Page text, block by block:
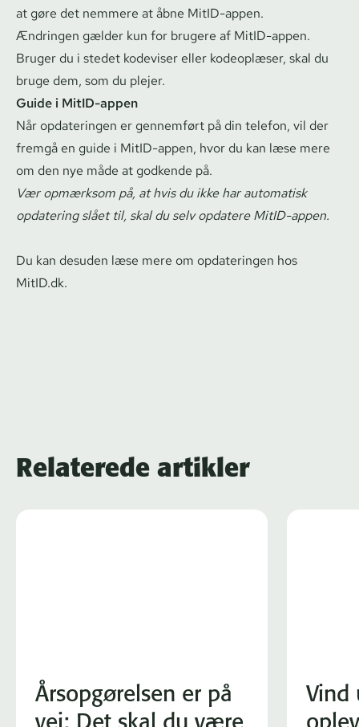
at gøre det nemmere at åbne MitID-appen.
Ændringen gælder kun for brugere af MitID-appen.
Bruger du i stedet kodeviser eller kodeoplæser, skal du
bruge dem, som du plejer.
Guide i MitID-appen
Når opdateringen er gennemført på din telefon, vil der
fremgå en guide i MitID-appen, hvor du kan læse mere
om den nye måde at godkende på.
Vær opmærksom på, at hvis du ikke har automatisk
opdatering slået til, skal du selv opdatere MitID-appen.
Du kan desuden læse mere om opdateringen hos
MitID.dk.
Relaterede artikler
Årsopgørelsen er på
vej: Det skal du være
Vind